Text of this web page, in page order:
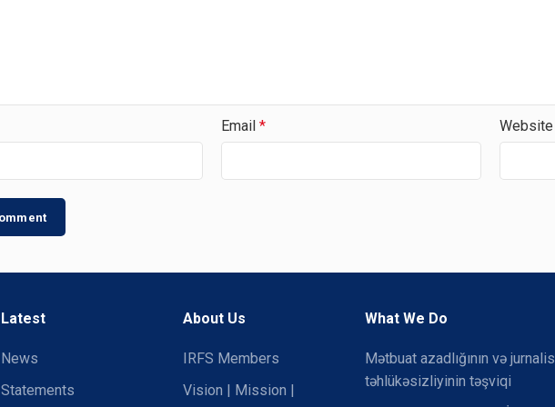
Email * Website
Latest
News
Statements
About Us
IRFS Members
Vision | Mission |
What We Do
Mətbuat azadlığının və
təhlükəsizliyinin təşviqi